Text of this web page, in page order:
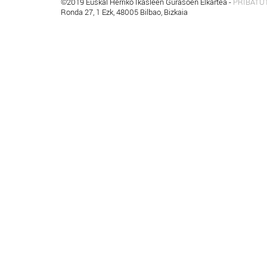
Ronda 27, 1 Ezk, 48005 Bilbao, Bizkaia